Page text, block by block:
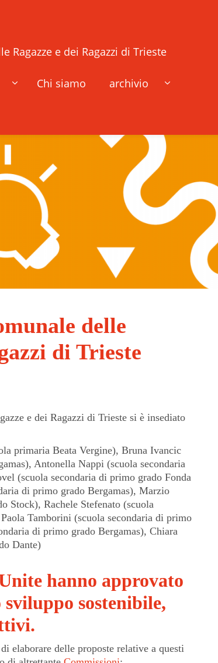
Ragazze e dei Ragazzi di Trieste
Chi siamo archivio
delle
di Trieste
e dei Ragazzi di Trieste si è insediato
primaria Beata Vergine), Bruna Ivancic
Antonella Nappi (scuola secondaria
(scuola secondaria di primo grado Fonda
di primo grado Bergamas), Marzio
Stock), Rachele Stefenato (scuola
Tamborini (scuola secondaria di primo
di primo grado Bergamas), Chiara
Dante)
hanno approvato
sviluppo sostenibile,
elaborare delle proposte relative a questi